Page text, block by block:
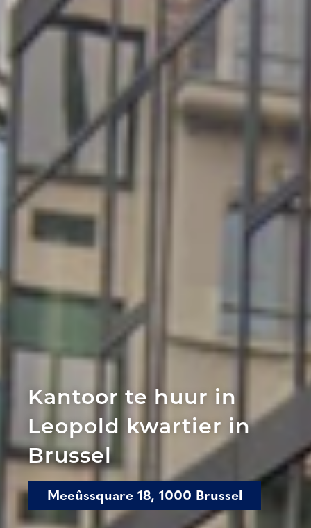
Kantoor te huur in
Leopold kwartier in
Brussel
Meeûssquare 18, 1000 Brussel